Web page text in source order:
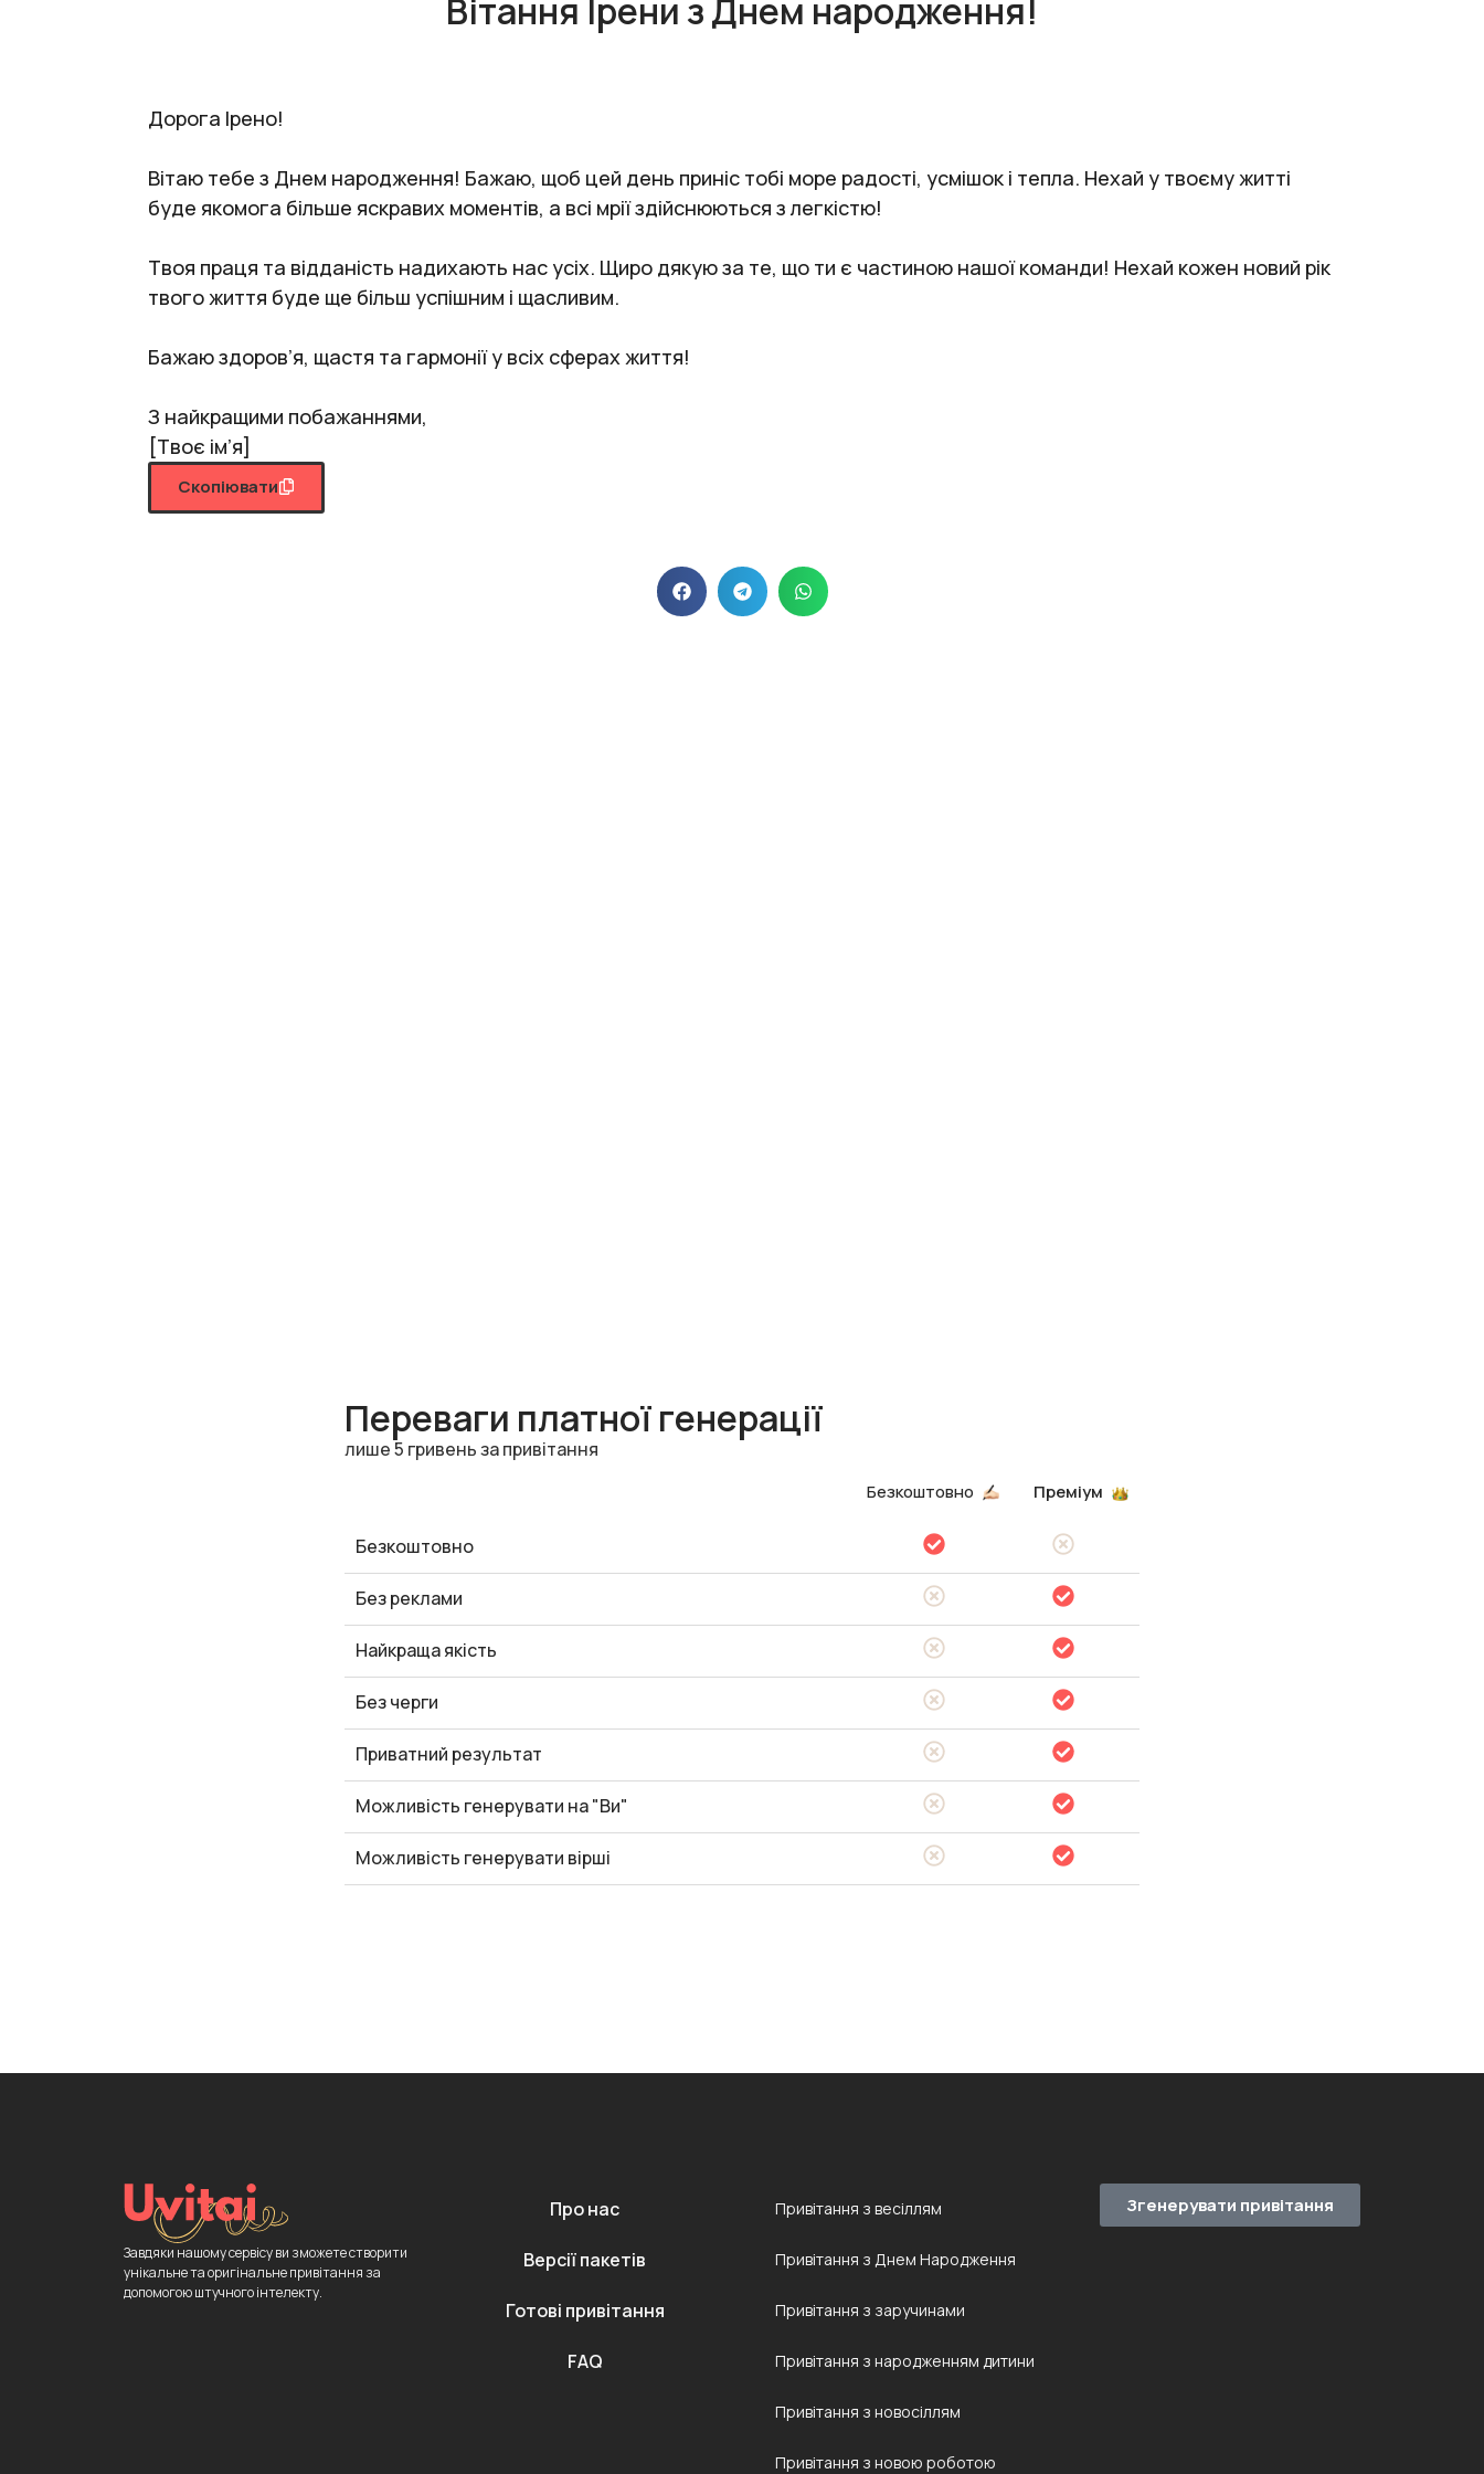
Вітання Ірени з Днем народження!
Дорога Ірено!
Вітаю тебе з Днем народження! Бажаю, щоб цей день приніс тобі море радості, усмішок і тепла. Нехай у твоєму житті
буде якомога більше яскравих моментів, а всі мрії здійснюються з легкістю!
Твоя праця та відданість надихають нас усіх. Щиро дякую за те, що ти є частиною нашої команди! Нехай кожен новий рік
твого життя буде ще більш успішним і щасливим.
Бажаю здоров’я, щастя та гармонії у всіх сферах життя!
З найкращими побажаннями,
[Твоє ім’я]
Скопіювати
Переваги платної генерації
лише 5 гривень за привітання
Безкоштовно Преміум
Безкоштовно
Без реклами
Найкраща якість
Без черги
Приватний результат
Можливість генерувати на "Ви"
Можливість генерувати вірші
Завдяки нашому сервісу ви зможете створити
унікальне та оригінальне привітання за
допомогою штучного інтелекту.
Про нас
Версії пакетів
Готові привітання
FAQ
Привітання з весіллям
Привітання з Днем Народження
Привітання з заручинами
Привітання з народженням дитини
Привітання з новосіллям
Привітання з новою роботою
Згенерувати привітання